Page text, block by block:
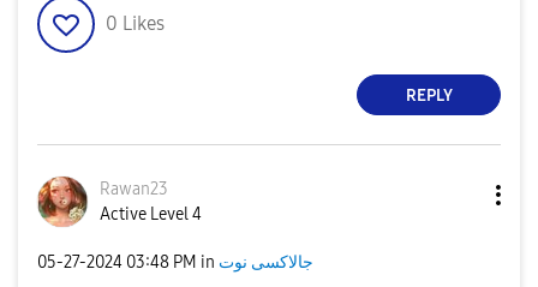
0 Likes
REPLY
Rawan23
Active Level 4
‎05-27-2024 03:48 PM in جالاكسى نوت